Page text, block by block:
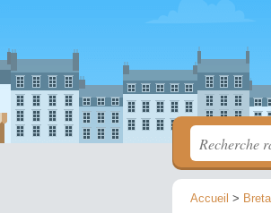
Accueil >